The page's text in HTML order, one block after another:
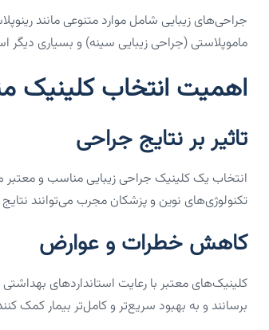
جراحی‌های زیبایی شامل موارد متنوعی مانند
ماموپلاستی (جراحی زیبایی سینه) و بسیاری
اهمیت انتخاب کلینیک
تاثیر بر نتایج جراحی
انتخاب یک کلینیک جراحی زیبایی مناسب و معتبر
تکنولوژی‌های نوین و پزشکان مجرب می‌توانند نتایج
کاهش خطرات و عوارض
کلینیک‌های معتبر با رعایت استانداردهای
برسانند و به بهبود سریع‌تر و کامل‌تر بیمار کمک